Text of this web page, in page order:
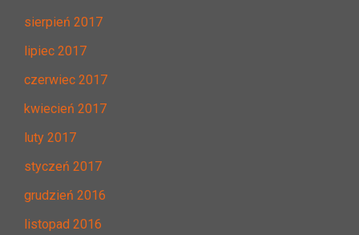
sierpień 2017
lipiec 2017
czerwiec 2017
kwiecień 2017
luty 2017
styczeń 2017
grudzień 2016
listopad 2016